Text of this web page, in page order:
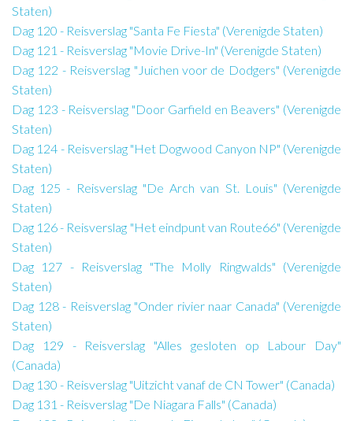
Staten)
Dag 120 - Reisverslag "Santa Fe Fiesta" (Verenigde Staten)
Dag 121 - Reisverslag "Movie Drive-In" (Verenigde Staten)
Dag 122 - Reisverslag "Juichen voor de Dodgers" (Verenigde
Staten)
Dag 123 - Reisverslag "Door Garfield en Beavers" (Verenigde
Staten)
Dag 124 - Reisverslag "Het Dogwood Canyon NP" (Verenigde
Staten)
Dag 125 - Reisverslag "De Arch van St. Louis" (Verenigde
Staten)
Dag 126 - Reisverslag "Het eindpunt van Route66" (Verenigde
Staten)
Dag 127 - Reisverslag "The Molly Ringwalds" (Verenigde
Staten)
Dag 128 - Reisverslag "Onder rivier naar Canada" (Verenigde
Staten)
Dag 129 - Reisverslag "Alles gesloten op Labour Day"
(Canada)
Dag 130 - Reisverslag "Uitzicht vanaf de CN Tower" (Canada)
Dag 131 - Reisverslag "De Niagara Falls" (Canada)